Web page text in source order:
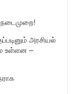
நடைமுறை!
அரசியல்
உள்ளன –